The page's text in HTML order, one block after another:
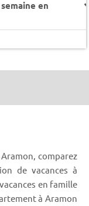
en
comparez
de vacances à
en famille
à Aramon